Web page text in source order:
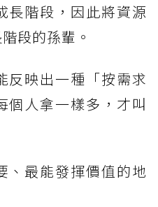
長階段，因此將資源
段的孫輩。
反映出一種「按需求
個人拿一樣多，才叫
、最能發揮價值的地